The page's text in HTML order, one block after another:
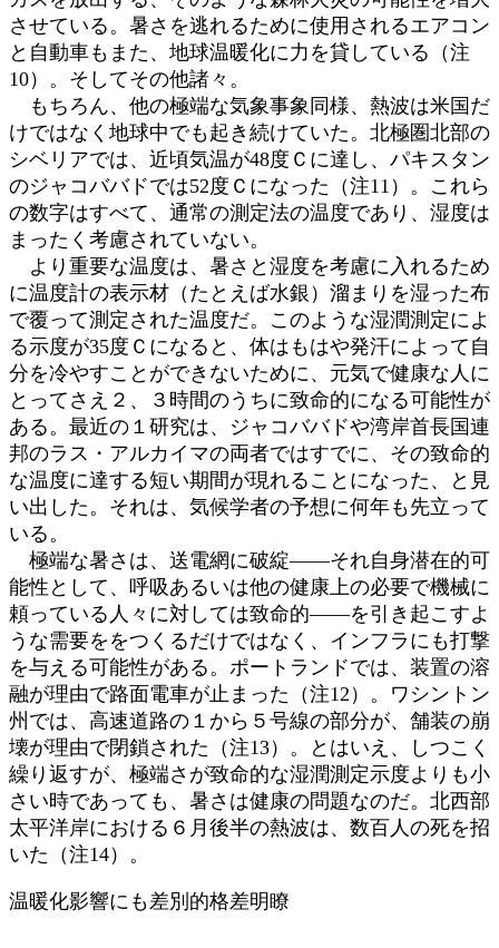
させている。暑さを逃れるために使用されるエアコン
と自動車もまた、地球温暖化に力を貸している（注
10）。そしてその他諸々。
もちろん、他の極端な気象事象同様、熱波は米国だ
けではなく地球中でも起き続けていた。北極圏北部の
シベリアでは、近頃気温が48度Ｃに達し、パキスタン
のジャコババドでは52度Ｃになった（注11）。これら
の数字はすべて、通常の測定法の温度であり、湿度は
まったく考慮されていない。
より重要な温度は、暑さと湿度を考慮に入れるため
に温度計の表示材（たとえば水銀）溜まりを湿った布
で覆って測定された温度だ。このような湿潤測定によ
る示度が35度Ｃになると、体はもはや発汗によって自
分を冷やすことができないために、元気で健康な人に
とってさえ２、３時間のうちに致命的になる可能性が
ある。最近の１研究は、ジャコババドや湾岸首長国連
邦のラス・アルカイマの両者ではすでに、その致命的
な温度に達する短い期間が現れることになった、と見
い出した。それは、気候学者の予想に何年も先立って
いる。
極端な暑さは、送電網に破綻――それ自身潜在的可
能性として、呼吸あるいは他の健康上の必要で機械に
頼っている人々に対しては致命的――を引き起こすよ
うな需要ををつくるだけではなく、インフラにも打撃
を与える可能性がある。ポートランドでは、装置の溶
融が理由で路面電車が止まった（注12）。ワシントン
州では、高速道路の１から５号線の部分が、舗装の崩
壊が理由で閉鎖された（注13）。とはいえ、しつこく
繰り返すが、極端さが致命的な湿潤測定示度よりも小
さい時であっても、暑さは健康の問題なのだ。北西部
太平洋岸における６月後半の熱波は、数百人の死を招
いた（注14）。
温暖化影響にも差別的格差明瞭